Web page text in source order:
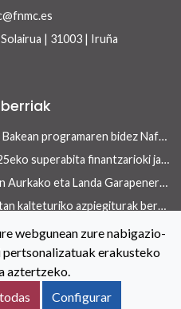
| 31003 | Iruña
NUKFk harrera egin die Oporrak Bakean programaren bidez Nafarroara uda igarotzera etorritako saharar haurrei
Nafarroako toki-erakundeek 2025eko superabita finantzarioki jasangarriak diren inbertsioak egiteko erabili ahalko dute 13/2026 Errege lege-dekretua onetsi ondoren
Aurkeztu dute Despopulazioaren Aurkako eta Landa Garapenerako Foru Legearen aurreproiektua
DANAk Valentziako 175 udalerritan kalteturiko azpiegiturak berreraikitzen parte-hartuko dute Nafarroako toki-erakundeek
Toki-erakundeetan berdintasuneko politikak indartzeko hitzarmena berritu dute NUKFk eta Nafarroako Gobernuak
Cookieei buruzko Politika
abisua Salaketen kanala
webgunean zure nabigazio-
erakusteko
aztertzeko.
Configurar